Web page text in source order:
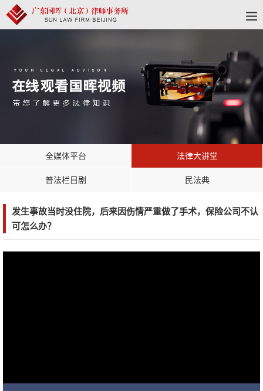
全媒体平台 法律大讲堂
普法栏目剧 民法典
发生事故当时没住院，后来因伤情严重做了手术，保险公司不认
可怎么办？